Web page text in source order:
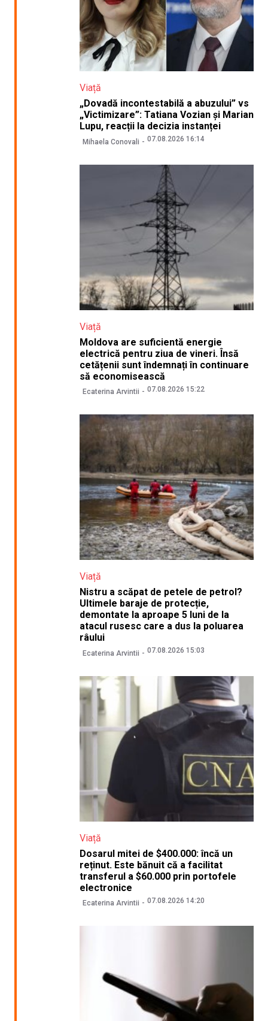
Viață
„Dovadă incontestabilă a abuzului” vs
„Victimizare”: Tatiana Vozian și Marian
Lupu, reacții la decizia instanței
Mihaela Conovali 07.08.2026 16:14
Viață
Moldova are suficientă energie
electrică pentru ziua de vineri. Însă
cetățenii sunt îndemnați în continuare
să economisească
Ecaterina Arvintii 07.08.2026 15:22
Viață
Nistru a scăpat de petele de petrol?
Ultimele baraje de protecție,
demontate la aproape 5 luni de la
atacul rusesc care a dus la poluarea
râului
Ecaterina Arvintii 07.08.2026 15:03
Viață
Dosarul mitei de $400.000: încă un
reținut. Este bănuit că a facilitat
transferul a $60.000 prin portofele
electronice
Ecaterina Arvintii 07.08.2026 14:20